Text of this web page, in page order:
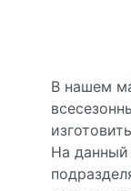
В нашем
На данный